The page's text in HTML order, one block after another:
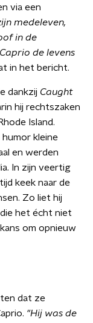
via een
medeleven,
in de
de levens
in het bericht.
dankzij Caught
hij rechtszaken
Island.
kleine
en werden
In zijn veertig
keek naar de
Zo liet hij
het écht niet
om opnieuw
dat ze
"Hij was de